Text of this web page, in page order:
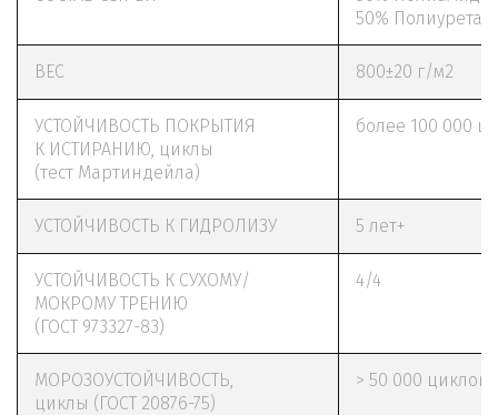
50% Полиуретан
ВЕС 800±20 г/м2
УСТОЙЧИВОСТЬ ПОКРЫТИЯ
К ИСТИРАНИЮ, циклы
(тест Мартиндейла)
более 100 000
УСТОЙЧИВОСТЬ К ГИДРОЛИЗУ 5 лет+
УСТОЙЧИВОСТЬ К СУХОМУ/
МОКРОМУ ТРЕНИЮ
(ГОСТ 973327-83)
4/4
МОРОЗОУСТОЙЧИВОСТЬ,
циклы (ГОСТ 20876-75)
> 50 000 циклов